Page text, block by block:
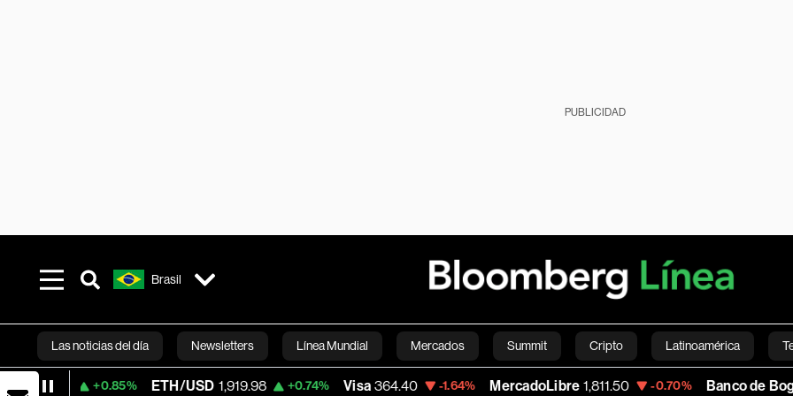
PUBLICIDAD
Brasil
Las noticias del día Newsletters Línea Mundial Mercados Summit Cripto Latinoamérica
Bloomberg Green Economía Estilo de vida Mundo Videos
ETH/USD 1,919.98 +0.74% Visa 364.40 -1.64% MercadoLibre 1,811.50 -0.70% Banco de Bogota